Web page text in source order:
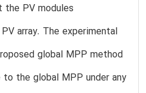
the PV modules
array. The experimental
global MPP method
to the global MPP under any